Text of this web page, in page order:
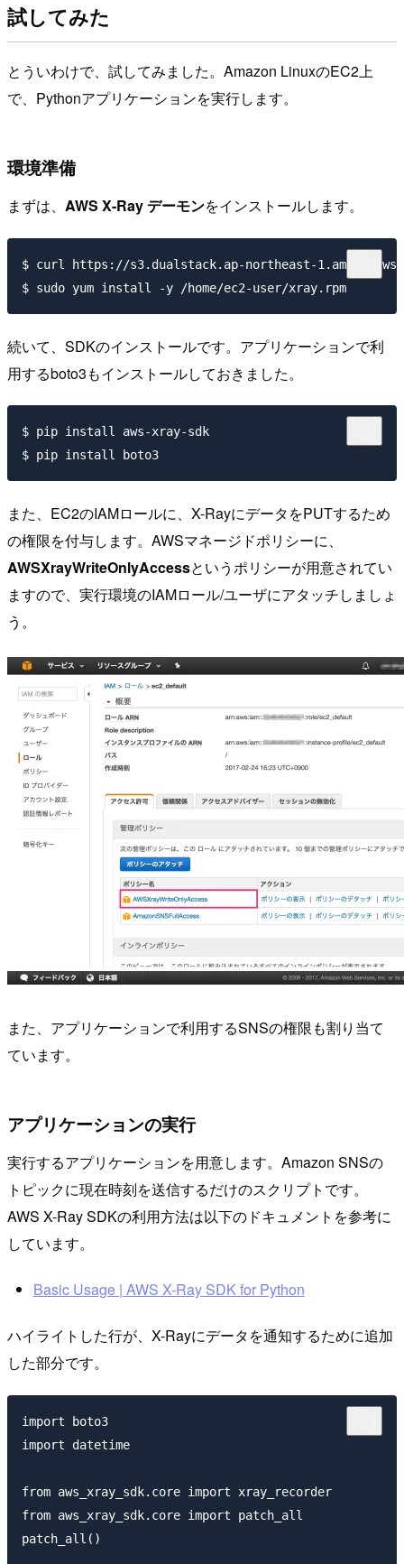
試してみた
とういわけで、試してみました。Amazon LinuxのEC2上
で、Pythonアプリケーションを実行します。
環境準備
まずは、 AWS X-Ray デーモンをインストールします。
$ curl https://s3.dualstack.ap-northeast-
続いて、SDKのインストールです。アプリケーションで利
用するboto3もインストールしておきました。
$ pip install aws-xray-sdk
また、EC2のIAMロールに、X-RayにデータをPUTするため
の権限を付与します。AWSマネージドポリシーに、
AWSXrayWriteOnlyAccessというポリシーが用意されてい
ますので、実行環境のIAMロール/ユーザにアタッチしましょ
う。
また、アプリケーションで利用するSNSの権限も割り当て
ています。
アプリケーションの実行
実行するアプリケーションを用意します。Amazon SNSの
トピックに現在時刻を送信するだけのスクリプトです。
AWS X-Ray SDKの利用方法は以下のドキュメントを参考に
しています。
Basic Usage | AWS X-Ray SDK for Python
ハイライトした行が、X-Rayにデータを通知するために追加
した部分です。
import boto3
import datetime
from aws_xray_sdk.core import xray_recorder
from aws_xray_sdk.core import patch_all
patch_all()